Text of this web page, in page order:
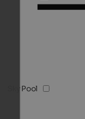
Sky Pool